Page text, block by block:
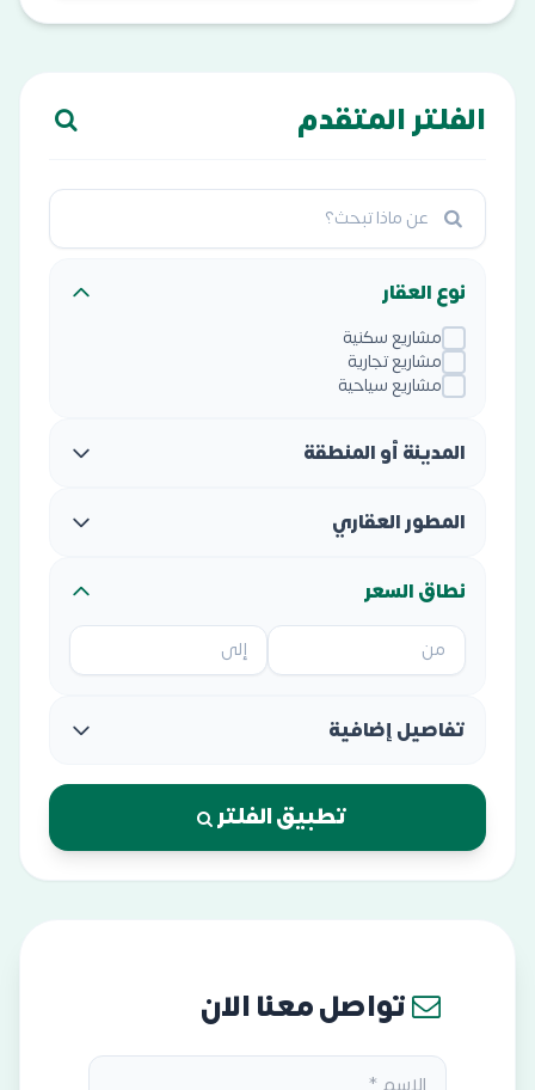
الفلتر المتقدم
نوع العقار
مشاريع سكنية
مشاريع تجارية
مشاريع سياحية
المدينة أو المنطقة
المطور العقاري
نطاق السعر
تفاصيل إضافية
تطبيق الفلتر
تواصل معنا الان